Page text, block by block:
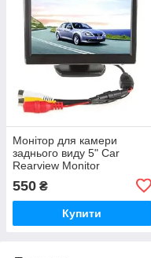
Монітор для камери
заднього виду 5" Car
Rearview Monitor
550 ₴
Купити